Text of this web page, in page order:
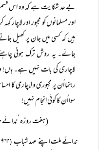
بے حد شکایت ہے کہ وہ اس
اور مسلمانوں کو مجبور اور لاچار
ہیں کہ کسی میں جان پر کھیل
جائے۔ یہ روش ترک ہونی
لاچاری کی بات نہیں ہے۔ ہاں!
رہنما اُن پر مجبوری و لاچاری
سوا اُن کا کوئی انجام نہیں!
(ہفت روزہ ’ندائے ملت‘، جلد ۱، شمارہ
ندائے ملت اپنے عہد شباب (